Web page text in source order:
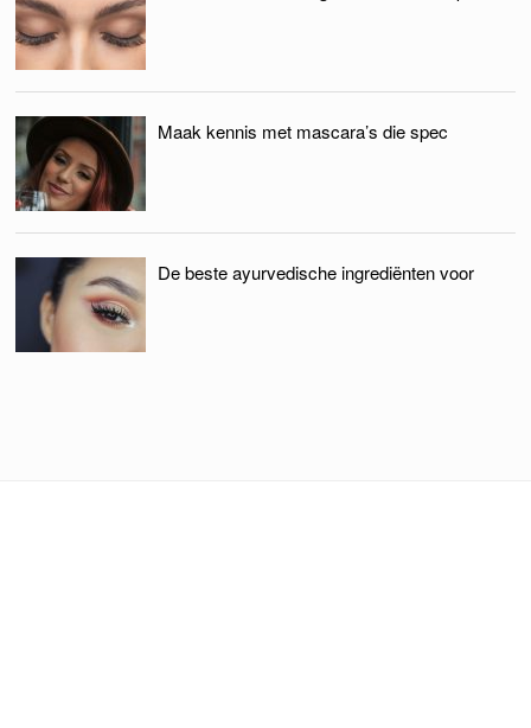
Maak kennis met mascara’s die spec
De beste ayurvedische ingrediënten voor